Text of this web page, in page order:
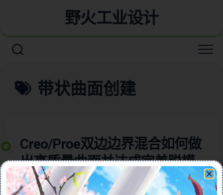
野火工业设计
带状曲面创建
Creo/Proe双边边界混合如何做
出高质量曲面并达成完美脱模
斜度可变截面扫描配合曲面实